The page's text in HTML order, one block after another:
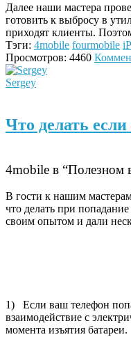
Далее наши мастера
готовить к выбросу в
приходят клиенты.
Тэги: 4mobile fourmobile
Просмотров: 4460
Sergey
Что делать
4mobile в “Полезном
В гости к нашим
что делать при
своим опытом и дали
1)
Если ваш телефон
взаимодействие с
момента изъятия батареи.